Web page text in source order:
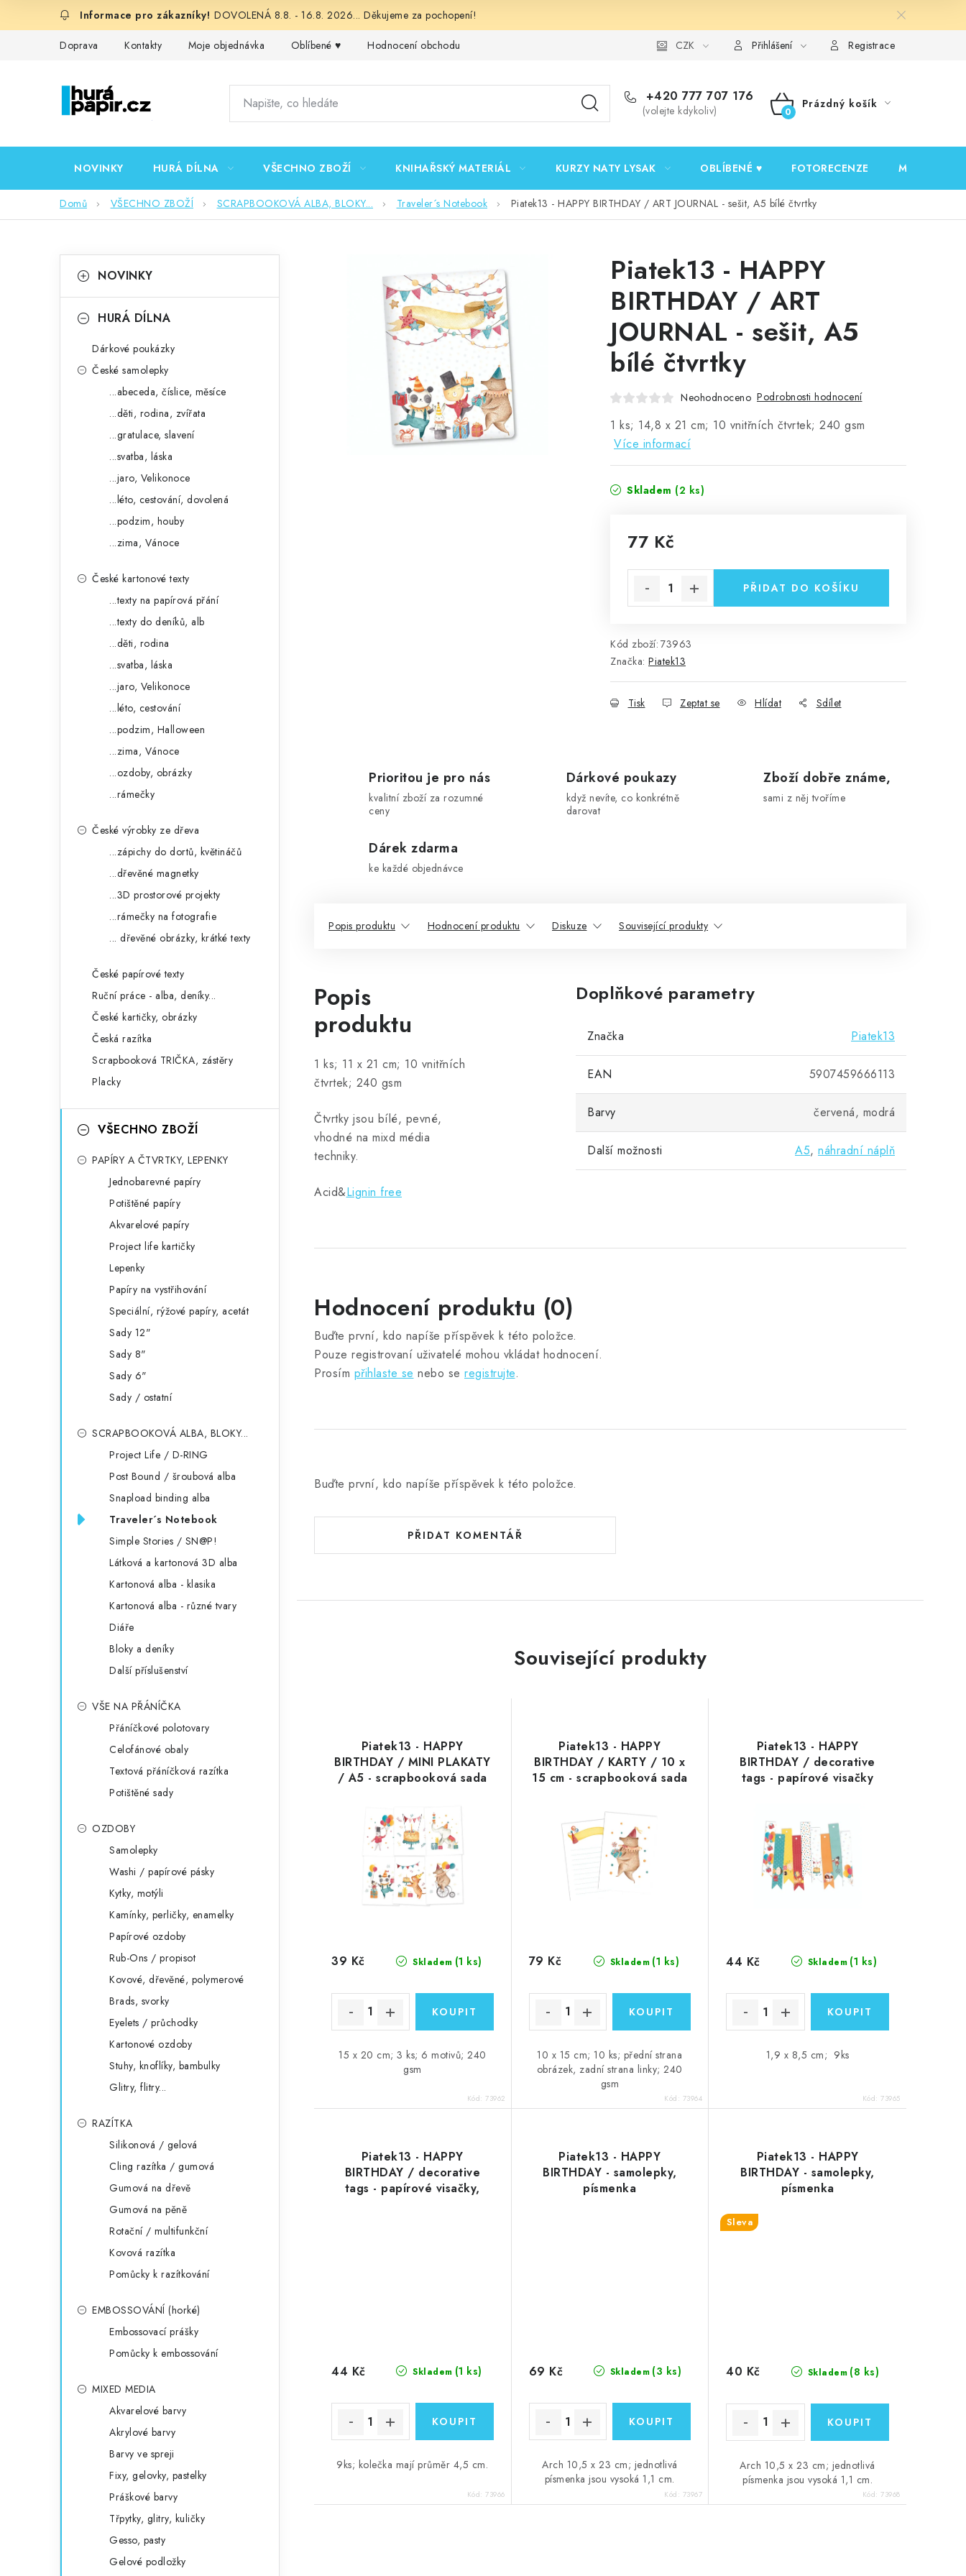
DOVOLENÁ 8.8. - 16.8. 2026... Děkujeme za pochopení!
Doprava Kontakty Moje objednávka Oblíbené ♥️ Hodnocení obchodu Podmínky ochrany osobních údajů Ověřování recenzí
CZK Přihlášení Registrace
+420 777 707 176
(volejte kdykoliv)
NÁKUPNÍ
Prázdný košík
NOVINKY HURÁ DÍLNA VŠECHNO ZBOŽÍ KNIHAŘSKÝ MATERIÁL KURZY NATY LYSAK OBLÍBENÉ ♥️ FOTORECENZE MOJE
Domů VŠECHNO ZBOŽÍ SCRAPBOOKOVÁ ALBA, BLOKY... Traveler´s Notebook Piatek13 - HAPPY BIRTHDAY / ART JOURNAL - sešit, A5 bílé čtvrtky
okategorie
a
NOVINKY
HURÁ DÍLNA
Dárkové poukázky
České samolepky
...abeceda, číslice, měsíce
...děti, rodina, zvířata
...gratulace, slavení
...svatba, láska
...jaro, Velikonoce
...léto, cestování, dovolená
...podzim, houby
...zima, Vánoce
České kartonové texty
...texty na papírová přání
...texty do deníků, alb
...děti, rodina
...svatba, láska
...jaro, Velikonoce
...léto, cestování
...podzim, Halloween
...zima, Vánoce
...ozdoby, obrázky
...rámečky
České výrobky ze dřeva
...zápichy do dortů, květináčů
...dřevěné magnetky
...3D prostorové projekty
...rámečky na fotografie
... dřevěné obrázky, krátké texty
České papírové texty
Ruční práce - alba, deníky...
České kartičky, obrázky
Česká razítka
Scrapbooková TRIČKA, zástěry
Placky
VŠECHNO ZBOŽÍ
PAPÍRY A ČTVRTKY, LEPENKY
Jednobarevné papíry
Potištěné papíry
Akvarelové papíry
Project life kartičky
Lepenky
Papíry na vystřihování
Speciální, rýžové papíry, acetát
Sady 12"
Sady 8"
Sady 6"
Sady / ostatní
SCRAPBOOKOVÁ ALBA, BLOKY...
Project Life / D-RING
Post Bound / šroubová alba
Snapload binding alba
Traveler´s Notebook
Simple Stories / SN@P!
Látková a kartonová 3D alba
Kartonová alba - klasika
Kartonová alba - různé tvary
Diáře
Bloky a deníky
Další příslušenství
VŠE NA PŘÁNÍČKA
Přáníčkové polotovary
Celofánové obaly
Textová přáníčková razítka
Potištěné sady
OZDOBY
Samolepky
Washi / papírové pásky
Kytky, motýli
Kamínky, perličky, enamelky
Papírové ozdoby
Rub-Ons / propisot
Kovové, dřevěné, polymerové
Brads, svorky
Eyelets / průchodky
Kartonové ozdoby
Stuhy, knoflíky, bambulky
Glitry, flitry...
RAZÍTKA
Silikonová / gelová
Cling razítka / gumová
Gumová na dřevě
Gumová na pěně
Rotační / multifunkční
Kovová razítka
Pomůcky k razítkování
EMBOSSOVÁNÍ (horké)
Embossovací prášky
Pomůcky k embossování
MIXED MEDIA
Akvarelové barvy
Akrylové barvy
Barvy ve spreji
Fixy, gelovky, pastelky
Práškové barvy
Třpytky, glitry, kuličky
Gesso, pasty
Gelové podložky
Piatek13 - HAPPY
BIRTHDAY / ART
JOURNAL - sešit, A5
bílé čtvrtky
Neohodnoceno Podrobnosti hodnocení
1 ks; 14,8 x 21 cm; 10 vnitřních čtvrtek; 240 gsm
Více informací
Skladem (2 ks)
77 Kč
PŘIDAT DO KOŠÍKU
Kód zboží: 73963
Značka: Piatek13
Tisk Zeptat se Hlídat Sdílet
Prioritou je pro nás
kvalitní zboží za rozumné
ceny
Dárkové poukazy
když nevíte, co konkrétně
darovat
Zboží dobře známe,
sami z něj tvoříme
Dárek zdarma
ke každé objednávce
Popis produktu Hodnocení produktu Diskuze Související produkty
Popis
produktu
1 ks; 11 x 21 cm; 10 vnitřních
čtvrtek; 240 gsm
Čtvrtky jsou bílé, pevné,
vhodné na mixd média
techniky.
Acid&Lignin free
Doplňkové parametry
Značka Piatek13
EAN 5907459666113
Barvy červená, modrá
Další možnosti A5, náhradní náplň
Hodnocení produktu (0)
Buďte první, kdo napíše příspěvek k této položce.
Pouze registrovaní uživatelé mohou vkládat hodnocení.
Prosím přihlaste se nebo se registrujte.
Buďte první, kdo napíše příspěvek k této položce.
PŘIDAT KOMENTÁŘ
Související produkty
Piatek13 - HAPPY
BIRTHDAY / MINI PLAKATY
/ A5 - scrapbooková sada
Skladem (1 ks)
39 Kč
15 x 20 cm; 3 ks; 6 motivů; 240
gsm
Kód:73962
Piatek13 - HAPPY
BIRTHDAY / KARTY / 10 x
15 cm - scrapbooková sada
Skladem (1 ks)
79 Kč
10 x 15 cm; 10 ks; přední strana
obrázek, zadní strana linky; 240
gsm
Kód: 73964
Piatek13 - HAPPY
BIRTHDAY / decorative
tags - papírové visačky
Skladem (1 ks)
44 Kč
1,9 x 8,5 cm; 9ks
Kód:73965
Piatek13 - HAPPY
BIRTHDAY / decorative
tags - papírové visačky,
Skladem (1 ks)
44 Kč
9ks; kolečka mají průměr 4,5 cm.
Kód:73966
Piatek13 - HAPPY
BIRTHDAY - samolepky,
písmenka
Skladem (3 ks)
69 Kč
Arch 10,5 x 23 cm; jednotlivá
písmenka jsou vysoká 1,1 cm.
Kód: 73967
Piatek13 - HAPPY
BIRTHDAY - samolepky,
písmenka
Sleva
Skladem (8 ks)
40 Kč
Arch 10,5 x 23 cm; jednotlivá
písmenka jsou vysoká 1,1 cm.
Kód:73968